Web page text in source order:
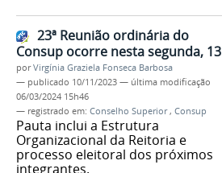
23ª Reunião ordinária do
Consup ocorre nesta segunda, 13
porVirgínia Graziela Fonseca Barbosa
— publicado 10/11/2023 — última modificação
06/03/2024 15h46
— registrado em: Conselho Superior, Consup
Pauta inclui a Estrutura
Organizacional da Reitoria e
processo eleitoral dos próximos
integrantes.